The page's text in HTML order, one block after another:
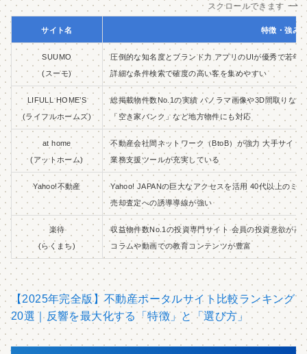
スクロールできます
サイト名 特徴・強み
SUUMO
(スーモ)
圧倒的な知名度とブランド力 アプリのUIが優秀で若年
詳細な条件検索で確度の高い客を集めやすい
LIFULL HOME’S
(ライフルホームズ)
総掲載物件数No.1の実績 パノラマ画像や3D間取りなど
「空き家バンク」など地方物件にも対応
at home
(アットホーム)
不動産会社間ネットワーク（BtoB）が強力 大手サイト
業務支援ツールが充実している
Yahoo!不動産
Yahoo! JAPANの巨大なアクセスを活用 40代以上のミ
売却査定への誘導導線が強い
楽待
(らくまち)
収益物件数No.1の投資専門サイト 会員の投資意欲が高
コラムや動画での教育コンテンツが豊富
【2025年完全版】不動産ポータルサイト比較ランキング
20選｜反響を最大化する「特徴」と「選び方」